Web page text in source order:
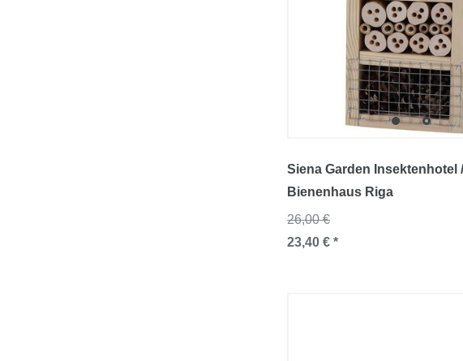
Siena Garden Insektenhotel /
Bienenhaus Riga
26,00 €
23,40 € *